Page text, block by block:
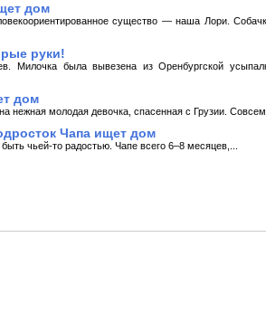
дом
существо — наша Лори.
руки!
Милочка была вывезена из Оренбургской
дом
молодая девочка, спасенная с Грузии. Совсем
Чапа ищет дом
чьей-то радостью. Чапе всего 6–8 месяцев,...